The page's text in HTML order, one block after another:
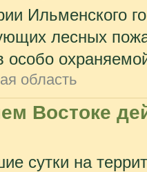
Ильменского
лесных
особо
область
Востоке
сутки на